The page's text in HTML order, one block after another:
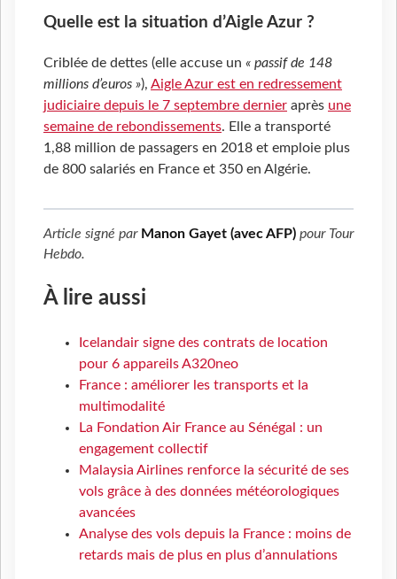
Quelle est la situation d’Aigle Azur ?
Criblée de dettes (elle accuse un « passif de 148
millions d’euros »), Aigle Azur est en redressement
judiciaire depuis le 7 septembre dernier après une
semaine de rebondissements. Elle a transporté
1,88 million de passagers en 2018 et emploie plus
de 800 salariés en France et 350 en Algérie.
Article signé par Manon Gayet (avec AFP) pour Tour
Hebdo.
À lire aussi
Icelandair signe des contrats de location
pour 6 appareils A320neo
France : améliorer les transports et la
multimodalité
La Fondation Air France au Sénégal : un
engagement collectif
Malaysia Airlines renforce la sécurité de ses
vols grâce à des données météorologiques
avancées
Analyse des vols depuis la France : moins de
retards mais de plus en plus d’annulations